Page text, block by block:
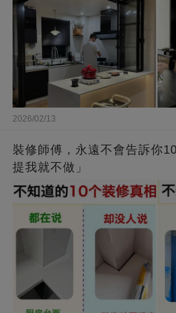
2026/02/13
裝修師傅，永遠不會告訴你
提我就不做」